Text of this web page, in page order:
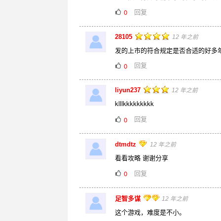
0
回复
28105 12 年之前
发的上市的符合规定是否合适的好多
0
回复
liyun237 12 年之前
klllkkkkkkkkk
0
回复
dtmdtz 12 年之前
看看攻略 谢谢分享
0
回复
足智多谋 12 年之前
这个游戏，难度是不小。